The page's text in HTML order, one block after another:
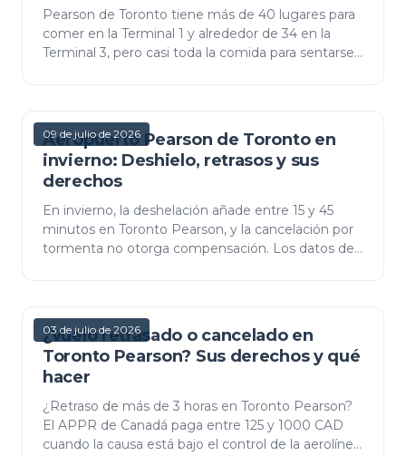
Pearson de Toronto tiene más de 40 lugares para
comer en la Terminal 1 y alrededor de 34 en la
Terminal 3, pero casi toda la comida para sentarse
09 de julio de 2026
Aeropuerto Pearson de Toronto en
invierno: Deshielo, retrasos y sus
derechos
En invierno, la deshelación añade entre 15 y 45
minutos en Toronto Pearson, y la cancelación por
tormenta no otorga compensación. Los datos de
03 de julio de 2026
¿Vuelo retrasado o cancelado en
Toronto Pearson? Sus derechos y qué
hacer
¿Retraso de más de 3 horas en Toronto Pearson?
El APPR de Canadá paga entre 125 y 1000 CAD
cuando la causa está bajo el control de la aerolínea.